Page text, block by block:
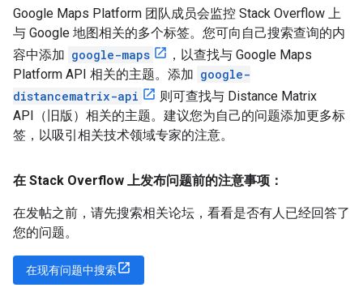
Google Maps Platform 团队成员会监控 Stack Overflow 上
与 Google 地图相关的多个标签。您可向自己搜索查询的内
容中添加 google-maps
，以查找与 Google Maps
Platform API 相关的主题。添加 google-
distancematrix-api
则可查找与 Distance Matrix
API（旧版）相关的主题。建议您为自己的问题添加更多标
签，以吸引相关技术领域专家的注意。
在 Stack Overflow 上发布问题前的注意事项：
在发帖之前，请先搜索相关论坛，看看是否有人已经回答了
您的问题。
在现有问题中搜索